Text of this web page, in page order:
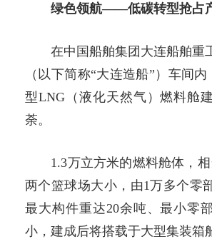
绿色领航——低碳转型抢占
在中国船舶集团大连船舶重
（以下简称“大连造船”）车间
型LNG（液化天然气）燃料舱
荼。
1.3万立方米的燃料舱体，相
两个篮球场大小，由1万多个零
最大构件重达20余吨、最小零
小，建成后将搭载于大型集装箱